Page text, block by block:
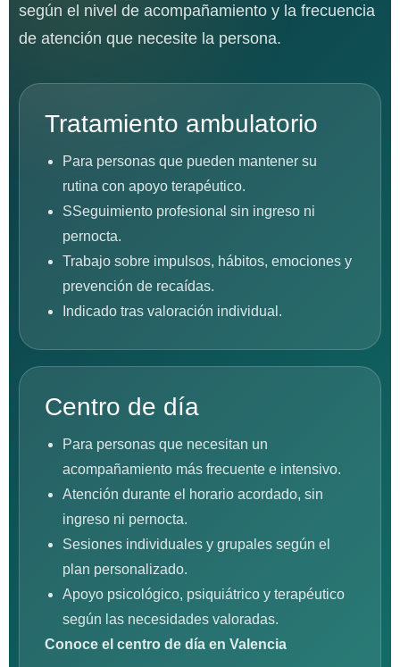
según el nivel de acompañamiento y la frecuencia
de atención que necesite la persona.
Tratamiento ambulatorio
Para personas que pueden mantener su
rutina con apoyo terapéutico.
SSeguimiento profesional sin ingreso ni
pernocta.
Trabajo sobre impulsos, hábitos, emociones y
prevención de recaídas.
Indicado tras valoración individual.
Centro de día
Para personas que necesitan un
acompañamiento más frecuente e intensivo.
Atención durante el horario acordado, sin
ingreso ni pernocta.
Sesiones individuales y grupales según el
plan personalizado.
Apoyo psicológico, psiquiátrico y terapéutico
según las necesidades valoradas.
Conoce el centro de día en Valencia